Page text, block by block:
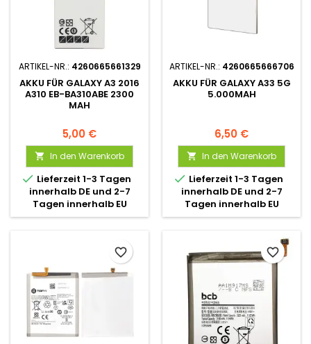
ARTIKEL-NR.: 4260665661329
AKKU FÜR GALAXY A3 2016
A310 EB-BA310ABE 2300
MAH
5,00 €
 In den Warenkorb
 Lieferzeit 1-3 Tagen
innerhalb DE und 2-7
Tagen innerhalb EU
ARTIKEL-NR.: 4260665666706
AKKU FÜR GALAXY A33 5G
5.000MAH
6,50 €
 In den Warenkorb
 Lieferzeit 1-3 Tagen
innerhalb DE und 2-7
Tagen innerhalb EU
favorite_border favorite_border